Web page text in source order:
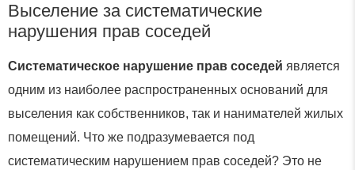
Выселение за систематические
нарушения прав соседей
Систематическое нарушение прав соседей является
одним из наиболее распространенных оснований для
выселения как собственников, так и нанимателей жилых
помещений. Что же подразумевается под
систематическим нарушением прав соседей? Это не